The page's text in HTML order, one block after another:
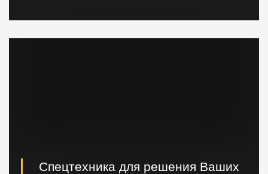
Спецтехника для решения Ваших